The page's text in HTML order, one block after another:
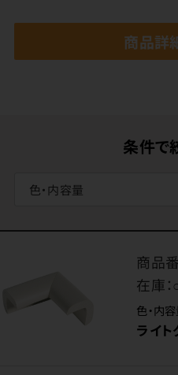
商品詳
条件で
色・内容量
商品番
在庫：
色・内容
ライト